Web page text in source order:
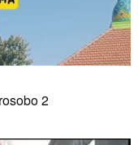
Trosobo 2